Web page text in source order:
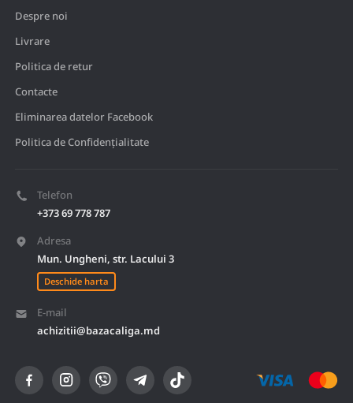
Telefon
+373 69 778 787
Adresa
Mun. Ungheni, str. Lacului 3
Deschide harta
E-mail
achizitii@bazacaliga.md
Despre noi
Livrare
Politica de retur
Contacte
Eliminarea datelor Facebook
Politica de Confidențialitate